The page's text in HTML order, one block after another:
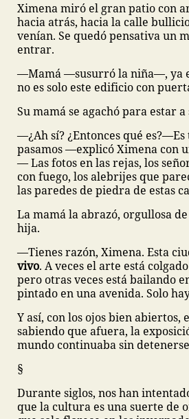
Ximena miró el gran patio con
hacia atrás, hacia la calle
venían. Se quedó pensativa un
entrar.
—Mamá —susurró la niña—, ya
no es solo este edificio con
Su mamá se agachó para estar
—¿Ah sí? ¿Entonces qué es?—Es
pasamos —explicó Ximena con
— Las fotos en las rejas, los
con fuego, los alebrijes que
las paredes de piedra de estas
La mamá la abrazó, orgullosa
hija.
—Tienes razón, Ximena. Esta
vivo. A veces el arte está
pero otras veces está bailando
pintado en una avenida. Solo
Y así, con los ojos bien abiertos,
sabiendo que afuera, la
mundo continuaba sin
§
Durante siglos, nos han
que la cultura es una suerte de